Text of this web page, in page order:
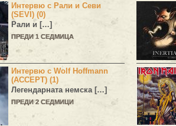
Интервю с Рали и Севи
(SEVI) (0)
Рали и […]
ПРЕДИ 1 СЕДМИЦА
Интервю с Wolf Hoffmann
(ACCEPT) (1)
Легендарната немска […]
ПРЕДИ 2 СЕДМИЦИ